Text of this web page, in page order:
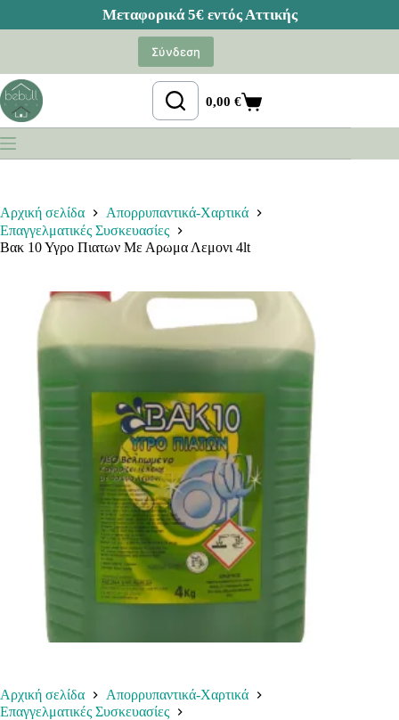
Σύνδεση
Καλάθι
Αγορών
0,00€
Αρχική σελίδα
Απορρυπαντικά-Χαρτικά
Επαγγελματικές Συσκευασίες
Βακ 10 Υγρο Πιατων Με Αρωμα Λεμονι 4lt
Αρχική σελίδα
Απορρυπαντικά-Χαρτικά
Επαγγελματικές Συσκευασίες